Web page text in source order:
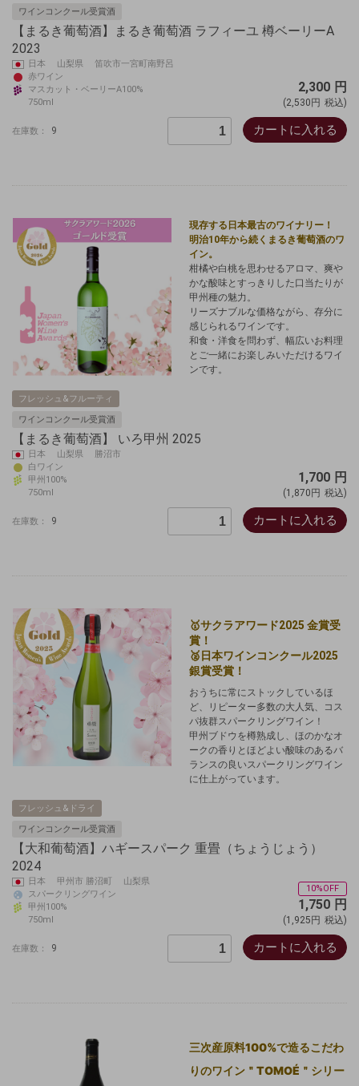
ワインコンクール受賞酒
【まるき葡萄酒】まるき葡萄酒 ラフィーユ 樽ベーリーA
2023
日本 山梨県 笛吹市一宮町南野呂
赤ワイン
マスカット・ベーリーA100%
750ml
2,300 円
(2,530円 税込)
在庫数： 9 カートに入れる
現存する日本最古のワイナリー！
明治10年から続くまるき葡萄酒のワ
イン。
柑橘や白桃を思わせるアロマ、爽や
かな酸味とすっきりした口当たりが
甲州種の魅力。
リーズナブルな価格ながら、存分に
感じられるワインです。
和食・洋食を問わず、幅広いお料理
とご一緒にお楽しみいただけるワイ
ンです。
フレッシュ&フルーティ
ワインコンクール受賞酒
【まるき葡萄酒】 いろ甲州 2025
日本 山梨県 勝沼市
白ワイン
甲州100%
750ml
1,700 円
(1,870円 税込)
在庫数： 9 カートに入れる
🥇サクラアワード2025 金賞受
賞！
🥈日本ワインコンクール2025
銀賞受賞！
おうちに常にストックしているほ
ど、リピーター多数の大人気、コス
パ抜群スパークリングワイン！
甲州ブドウを樽熟成し、ほのかなオ
ークの香りとほどよい酸味のあるバ
ランスの良いスパークリングワイン
に仕上がっています。
フレッシュ&ドライ
ワインコンクール受賞酒
【大和葡萄酒】ハギースパーク 重畳（ちょうじょう）
2024
日本 甲州市 勝沼町 山梨県
スパークリングワイン
甲州100%
750ml
10%OFF
1,750 円
(1,925円 税込)
在庫数： 9 カートに入れる
三次産原料100%で造るこだわ
りのワイン＂TOMOÉ＂シリー